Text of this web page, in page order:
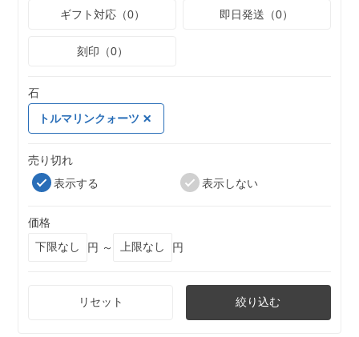
ギフト対応（0） 即日発送（0）
刻印（0）
石
トルマリンクォーツ
売り切れ
表示する
表示しない
価格
円 ～
円
リセット 絞り込む